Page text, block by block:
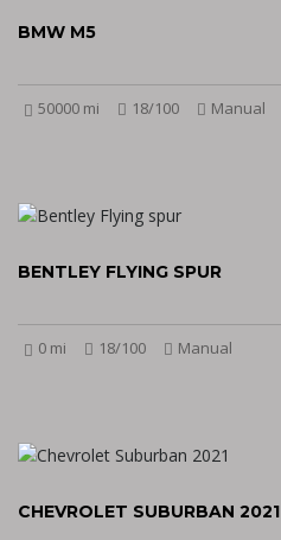
BMW M5
50000 mi 18/100 Manual
BENTLEY FLYING SPUR
0 mi 18/100 Manual
CHEVROLET SUBURBAN 2021